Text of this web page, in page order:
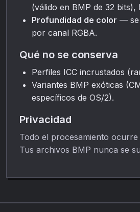
(válido en BMP de 32 bits),
Profundidad de color — se
por canal RGBA.
Qué no se conserva
Perfiles ICC incrustados
Variantes BMP exóticas
específicos de OS/2).
Privacidad
Todo el procesamiento
Tus archivos BMP nunca se